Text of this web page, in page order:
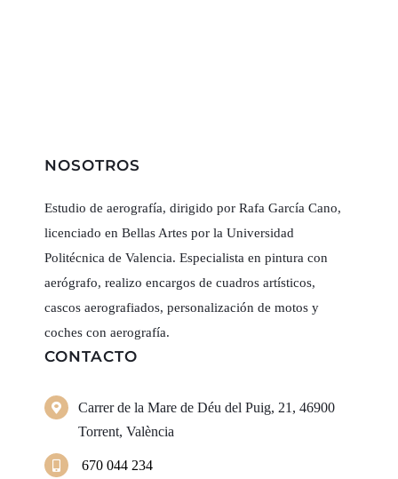
NOSOTROS
Estudio de aerografía, dirigido por Rafa García Cano,
licenciado en Bellas Artes por la Universidad
Politécnica de Valencia. Especialista en pintura con
aerógrafo, realizo encargos de cuadros artísticos,
cascos aerografiados, personalización de motos y
coches con aerografía.
CONTACTO
Carrer de la Mare de Déu del Puig, 21, 46900
Torrent, València
670 044 234